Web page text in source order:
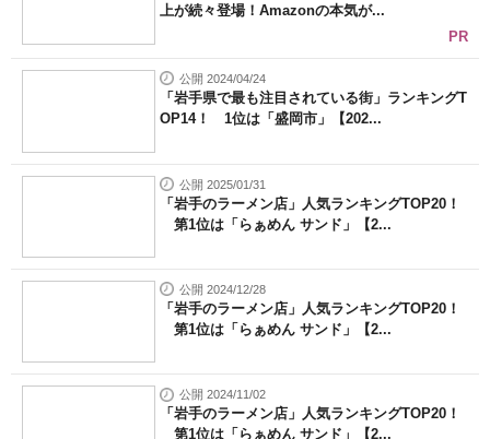
上が続々登場！Amazonの本気が...
PR
公開 2024/04/24
「岩手県で最も注目されている街」ランキングT
OP14！ 1位は「盛岡市」【202...
公開 2025/01/31
「岩手のラーメン店」人気ランキングTOP20！
第1位は「らぁめん サンド」【2...
公開 2024/12/28
「岩手のラーメン店」人気ランキングTOP20！
第1位は「らぁめん サンド」【2...
公開 2024/11/02
「岩手のラーメン店」人気ランキングTOP20！
第1位は「らぁめん サンド」【2...